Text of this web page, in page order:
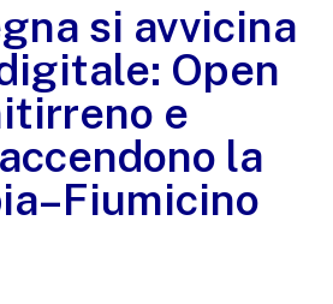
si avvicina
Open
e
la